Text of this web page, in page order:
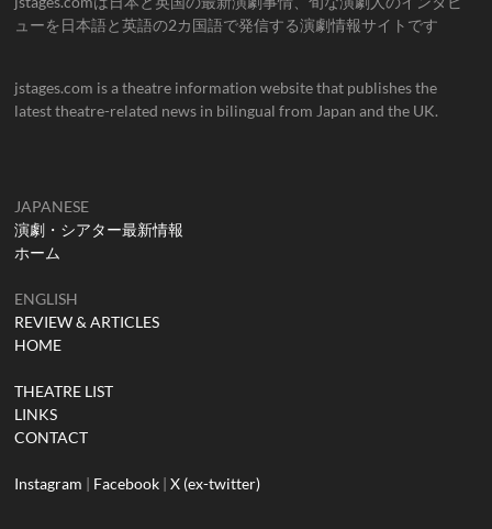
ューを日本語と英語の2カ国語で発信する演劇情報サイトです
jstages.com is a theatre information website that publishes the
latest theatre-related news in bilingual from Japan and the UK.
JAPANESE
演劇・シアター最新情報
ホーム
ENGLISH
REVIEW & ARTICLES
HOME
THEATRE LIST
LINKS
CONTACT
Instagram | Facebook |X (ex-twitter)